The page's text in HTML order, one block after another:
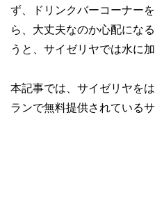
ず、ドリンクバーコーナー
ら、大丈夫なのか心配にな
うと、サイゼリヤでは水に
本記事では、サイゼリヤを
ランで無料提供されている